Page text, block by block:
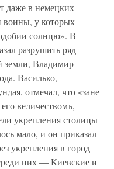
даже в немецких
воины, у которых
солнцю». В
разрушить ряд
земли, Владимир
Василько,
отмечал, что «зане
величествомъ,
укрепления столицы
мало, и он приказал
укрепления в город
них — Киевские и